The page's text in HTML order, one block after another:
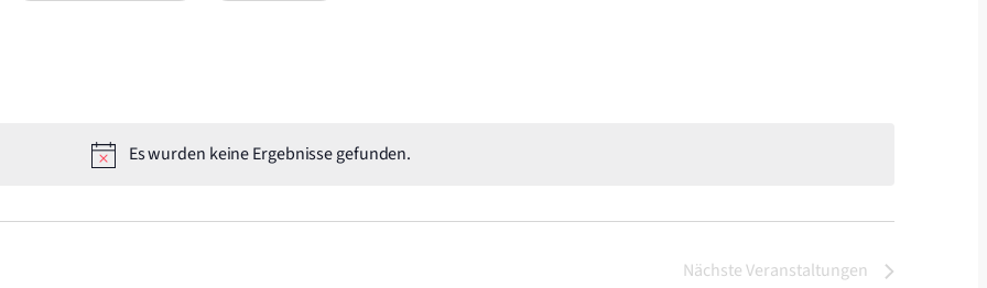
Hinweis
Es wurden keine Ergebnisse gefunden.
NächsteVeranstaltungen